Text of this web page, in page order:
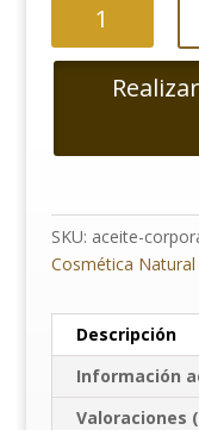
corporal
cantidad
SKU: aceite-
Cosmética Natural
Descripción
Información
Valoraciones